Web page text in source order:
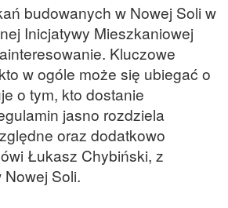
budowanych w Nowej Soli w
Inicjatywy Mieszkaniowej
Kluczowe
w ogóle może się ubiegać o
o tym, kto dostanie
jasno rozdziela
oraz dodatkowo
Łukasz Chybiński, z
Soli.